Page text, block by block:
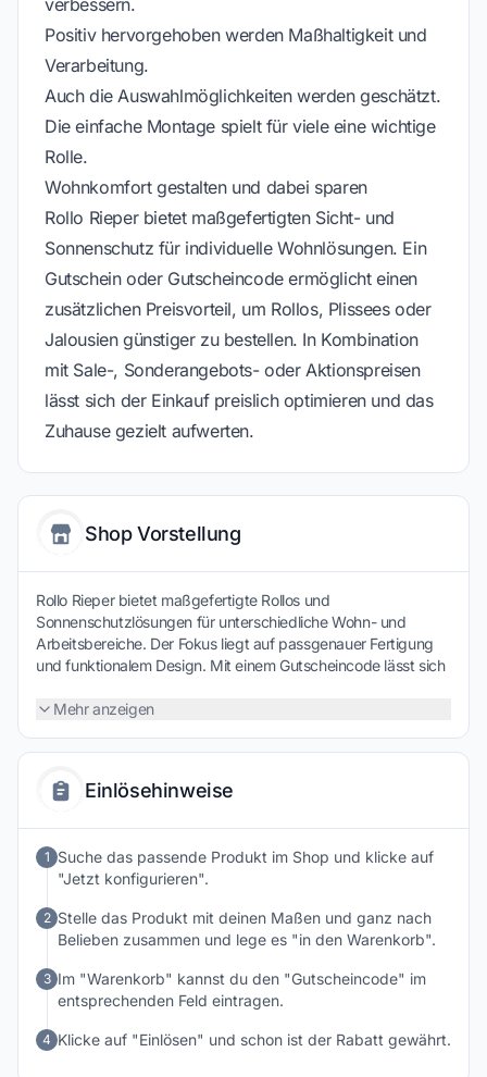
verbessern.
Positiv hervorgehoben werden Maßhaltigkeit und
Verarbeitung.
Auch die Auswahlmöglichkeiten werden geschätzt.
Die einfache Montage spielt für viele eine wichtige
Rolle.
Wohnkomfort gestalten und dabei sparen
Rollo Rieper bietet maßgefertigten Sicht- und
Sonnenschutz für individuelle Wohnlösungen. Ein
Gutschein oder Gutscheincode ermöglicht einen
zusätzlichen Preisvorteil, um Rollos, Plissees oder
Jalousien günstiger zu bestellen. In Kombination
mit Sale-, Sonderangebots- oder Aktionspreisen
lässt sich der Einkauf preislich optimieren und das
Zuhause gezielt aufwerten.
Shop Vorstellung
Rollo Rieper bietet maßgefertigte Rollos und
Sonnenschutzlösungen für unterschiedliche Wohn- und
Arbeitsbereiche. Der Fokus liegt auf passgenauer Fertigung
und funktionalem Design. Mit einem Gutscheincode lässt sich
entspannter planen, ohne bei Qualität oder Optik Abstriche
Mehr anzeigen
Einlösehinweise
1 Suche das passende Produkt im Shop und klicke auf
"Jetzt konfigurieren".
2 Stelle das Produkt mit deinen Maßen und ganz nach
Belieben zusammen und lege es "in den Warenkorb".
3 Im "Warenkorb" kannst du den "Gutscheincode" im
entsprechenden Feld eintragen.
4 Klicke auf "Einlösen" und schon ist der Rabatt gewährt.